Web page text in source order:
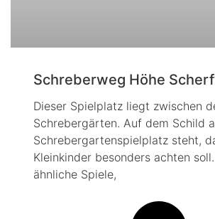
Schreberweg Höhe
Dieser Spielplatz liegt zwischen
Schrebergärten. Auf dem Schild
Schrebergartenspielplatz steht,
Kleinkinder besonders achten
ähnliche Spiele,